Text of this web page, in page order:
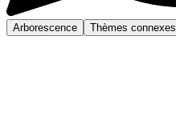
Arborescence Thèmes connexes